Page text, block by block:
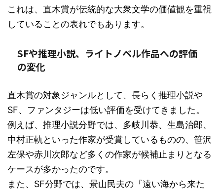
これは、直木賞が伝統的な大衆文学の価値観を重視
していることの表れでもあります。
SFや推理小説、ライトノベル作品への評価
の変化
直木賞の対象ジャンルとして、長らく推理小説や
SF、ファンタジーは低い評価を受けてきました。
例えば、推理小説分野では、多岐川恭、生島治郎、
中村正軌といった作家が受賞しているものの、笹沢
左保や赤川次郎など多くの作家が候補止まりとなる
ケースが多かったのです。
また、SF分野では、景山民夫の『遠い海から来た